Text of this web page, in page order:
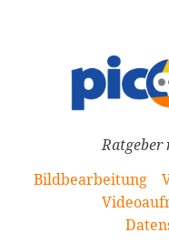
Bildbearbeitung